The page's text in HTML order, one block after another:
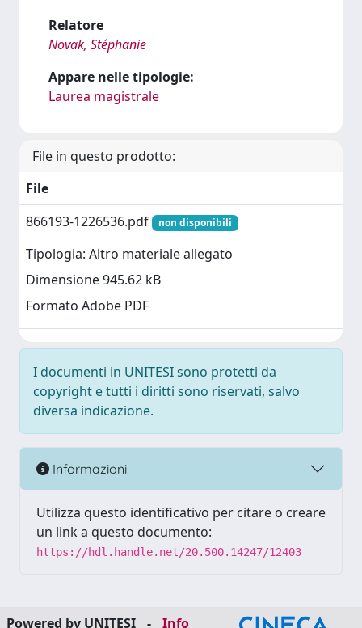
Relatore
Novak, Stéphanie
Appare nelle tipologie:
Laurea magistrale
File in questo prodotto:
File
866193-1226536.pdf
non disponibili
Tipologia: Altro materiale allegato
Dimensione 945.62 kB
Formato Adobe PDF
I documenti in UNITESI sono protetti da
copyright e tutti i diritti sono riservati, salvo
diversa indicazione.
Informazioni
Utilizza questo identificativo per citare o creare
un link a questo documento:
https://hdl.handle.net/20.500.14247/12403
Powered by UNITESI - Info